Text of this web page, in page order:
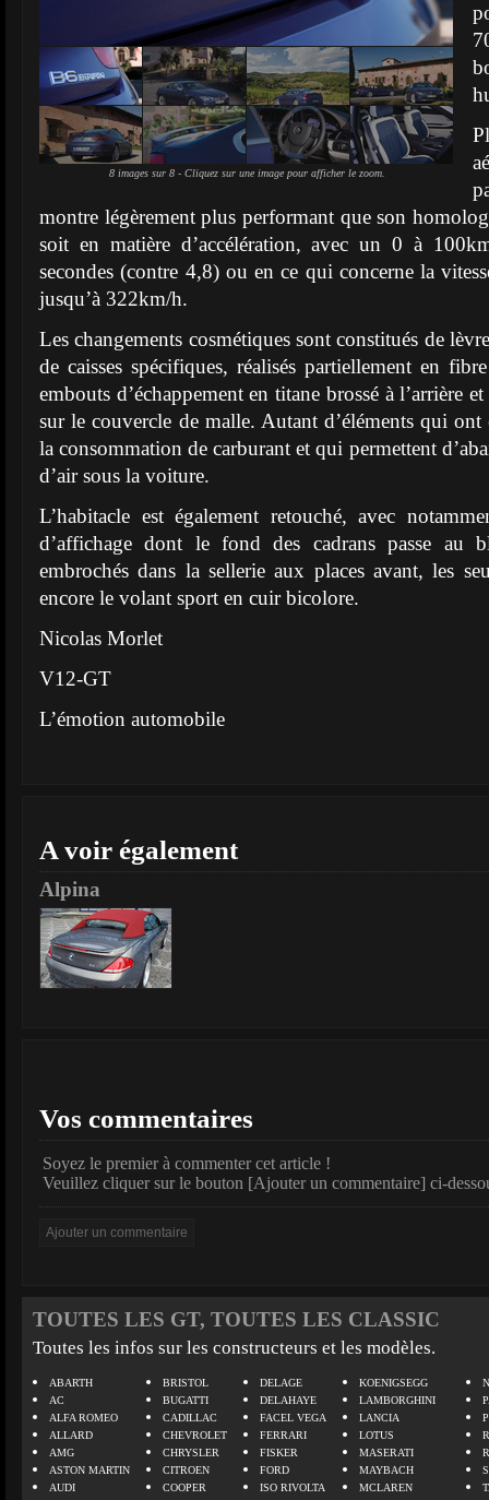
8 images sur 8 - Cliquez sur une image pour afficher le zoom.
montre légèrement plus performant que son
soit en matière d’accélération, avec un 0 à
secondes (contre 4,8) ou en ce qui concerne la
jusqu’à 322km/h.
Les changements cosmétiques sont constitués de
de caisses spécifiques, réalisés partiellement en
embouts d’échappement en titane brossé à l’arrière
sur le couvercle de malle. Autant d’éléments qui ont
la consommation de carburant et qui permettent
d’air sous la voiture.
L’habitacle est également retouché, avec
d’affichage dont le fond des cadrans passe au
embrochés dans la sellerie aux places avant, les
encore le volant sport en cuir bicolore.
Nicolas Morlet
V12-GT
L’émotion automobile
A voir également
Alpina
Vos commentaires
Soyez le premier à commenter cet article !
Veuillez cliquer sur le bouton [Ajouter un commentaire] ci-
TOUTES LES GT, TOUTES LES CLASSIC
Toutes les infos sur les constructeurs et les modèles.
ABARTH
AC
ALFA ROMEO
ALLARD
AMG
ASTON MARTIN
AUDI
BRISTOL
BUGATTI
CADILLAC
CHEVROLET
CHRYSLER
CITROEN
COOPER
DELAGE
DELAHAYE
FACEL VEGA
FERRARI
FISKER
FORD
ISO RIVOLTA
KOENIGSEGG
LAMBORGHINI
LANCIA
LOTUS
MASERATI
MAYBACH
MCLAREN